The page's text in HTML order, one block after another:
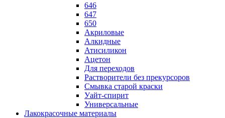
646
647
650
Акриловые
Алкидные
Атисиликон
Ацетон
Для переходов
Растворители без прекурсоров
Смывка старой краски
Уайт-спирит
Универсальные
Лакокрасочные материалы